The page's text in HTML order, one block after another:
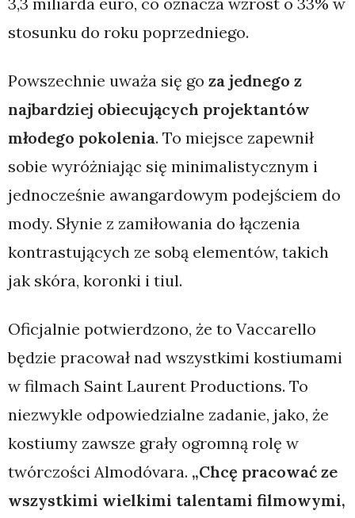
stosunku do roku poprzedniego.
Powszechnie uważa się go za jednego z
najbardziej obiecujących projektantów
młodego pokolenia. To miejsce zapewnił
sobie wyróżniając się minimalistycznym i
jednocześnie awangardowym podejściem do
mody. Słynie z zamiłowania do łączenia
kontrastujących ze sobą elementów, takich
jak skóra, koronki i tiul.
Oficjalnie potwierdzono, że to Vaccarello
będzie pracował nad wszystkimi kostiumami
w filmach Saint Laurent Productions. To
niezwykle odpowiedzialne zadanie, jako, że
kostiumy zawsze grały ogromną rolę w
twórczości Almodóvara. „Chcę pracować ze
wszystkimi wielkimi talentami filmowymi,